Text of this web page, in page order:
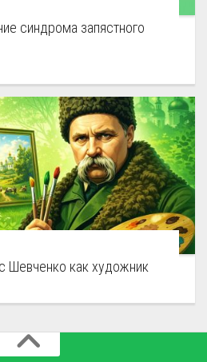
синдрома запястного
Шевченко как художник